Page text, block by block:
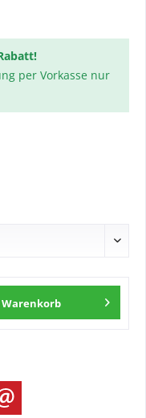
per Vorkasse nur
Warenkorb